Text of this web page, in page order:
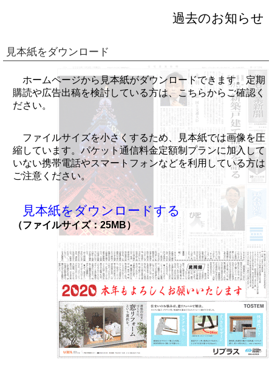
過去のお知らせ
見本紙をダウンロード
ホームページから見本紙がダウンロードできます。定期
購読や広告出稿を検討している方は、こちらからご確認く
ださい。
ファイルサイズを小さくするため、見本紙では画像を圧
縮しています。パケット通信料金定額制プランに加入して
いない携帯電話やスマートフォンなどを利用している方は
ご注意ください。
見本紙をダウンロードする
（ファイルサイズ：25MB）